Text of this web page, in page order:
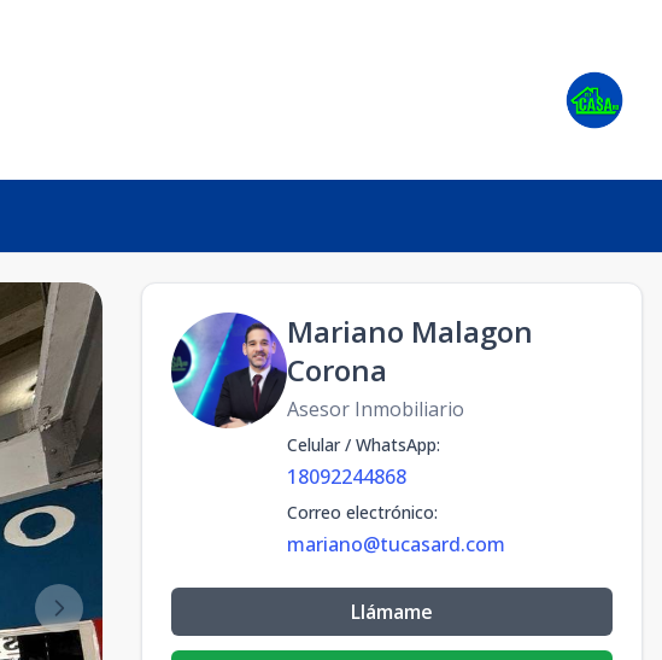
Mariano Malagon
Corona
Asesor Inmobiliario
Celular / WhatsApp:
18092244868
Correo electrónico:
mariano@tucasard.com
Llámame